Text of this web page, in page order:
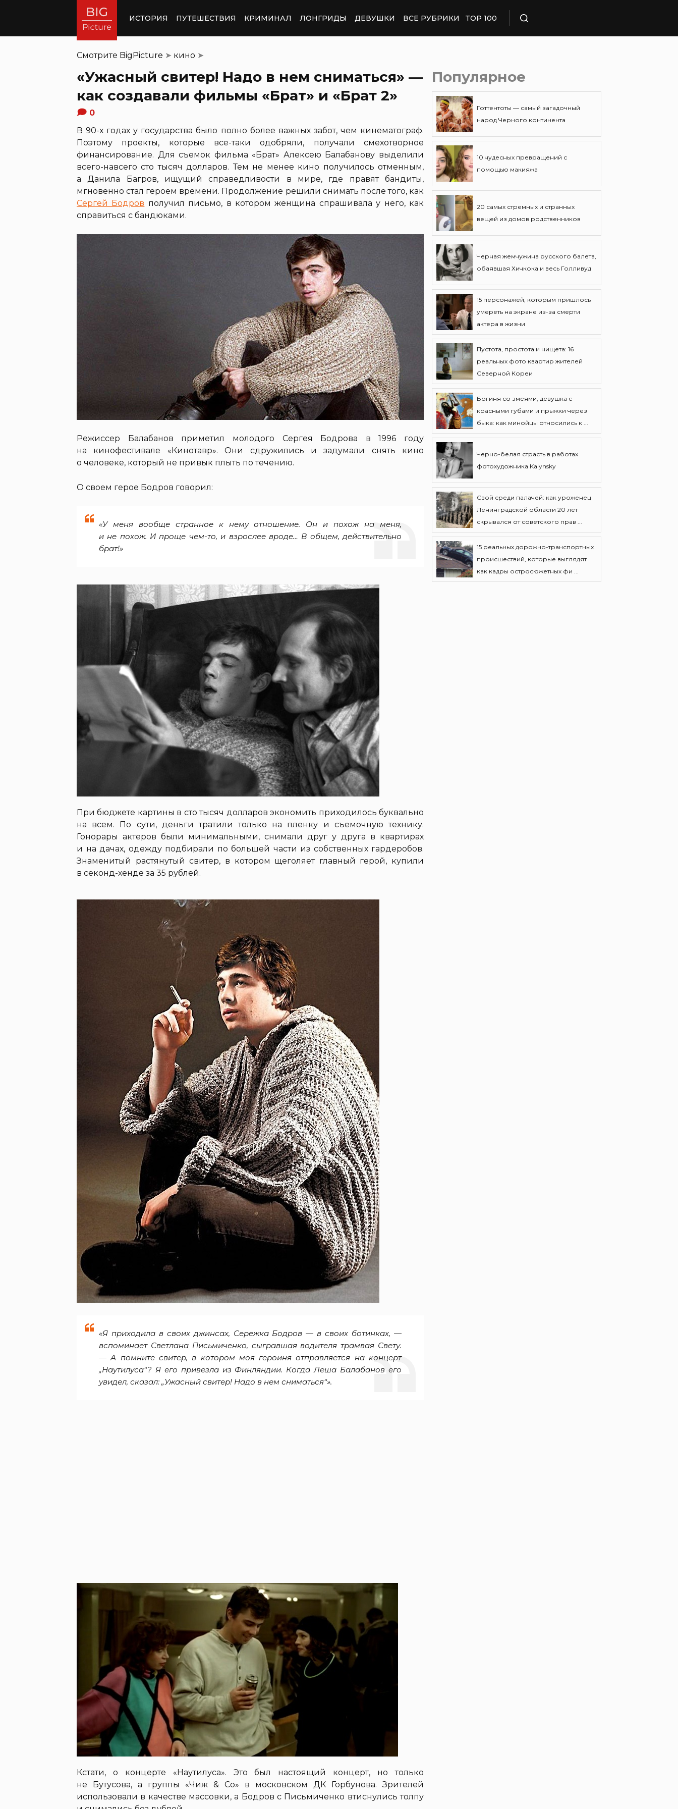
ИСТОРИЯ ПУТЕШЕСТВИЯ КРИМИНАЛ ЛОНГРИДЫ ДЕВУШКИ ВСЕ РУБРИКИ TOP 100
Смотрите BigPicture ➤ кино ➤
«Ужасный свитер! Надо в нем сниматься» —
как создавали фильмы «Брат» и «Брат 2»
0
В 90-х годах у государства было полно более важных забот, чем кинематограф.
Поэтому проекты, которые все-таки одобряли, получали смехотворное
финансирование. Для съемок фильма «Брат» Алексею Балабанову выделили
всего-навсего сто тысяч долларов. Тем не менее кино получилось отменным,
а Данила Багров, ищущий справедливости в мире, где правят бандиты,
мгновенно стал героем времени. Продолжение решили снимать после того, как
Сергей Бодров получил письмо, в котором женщина спрашивала у него, как
справиться с бандюками.
Режиссер Балабанов приметил молодого Сергея Бодрова в 1996 году
на кинофестивале «Кинотавр». Они сдружились и задумали снять кино
о человеке, который не привык плыть по течению.
О своем герое Бодров говорил:
«У меня вообще странное к нему отношение. Он и похож на меня,
и не похож. И проще чем-то, и взрослее вроде… В общем, действительно
брат!»
При бюджете картины в сто тысяч долларов экономить приходилось буквально
на всем. По сути, деньги тратили только на пленку и съемочную технику.
Гонорары актеров были минимальными, снимали друг у друга в квартирах
и на дачах, одежду подбирали по большей части из собственных гардеробов.
Знаменитый растянутый свитер, в котором щеголяет главный герой, купили
в секонд-хенде за 35 рублей.
«Я приходила в своих джинсах, Сережка Бодров — в своих ботинках, —
вспоминает Светлана Письмиченко, сыгравшая водителя трамвая Свету.
— А помните свитер, в котором моя героиня отправляется на концерт
„Наутилуса“? Я его привезла из Финляндии. Когда Леша Балабанов его
увидел, сказал: „Ужасный свитер! Надо в нем сниматься“».
Кстати, о концерте «Наутилуса». Это был настоящий концерт, но только
не Бутусова, а группы «Чиж & Со» в московском ДК Горбунова. Зрителей
использовали в качестве массовки, а Бодров с Письмиченко втиснулись толпу
Популярное
Готтентоты — самый загадочный
народ Черного континента
10 чудесных превращений с
помощью макияжа
20 самых стремных и странных
вещей из домов родственников
Черная жемчужина русского балета,
обаявшая Хичкока и весь Голливуд
15 персонажей, которым пришлось
умереть на экране из-за смерти
актера в жизни
Пустота, простота и нищета: 16
реальных фото квартир жителей
Северной Кореи
Богиня со змеями, девушка с
красными губами и прыжки через
быка: как минойцы относились к ...
Черно-белая страсть в работах
фотохудожника Kalynsky
Свой среди палачей: как уроженец
Ленинградской области 20 лет
скрывался от советского прав ...
15 реальных дорожно-транспортных
происшествий, которые выглядят
как кадры остросюжетных фи ...